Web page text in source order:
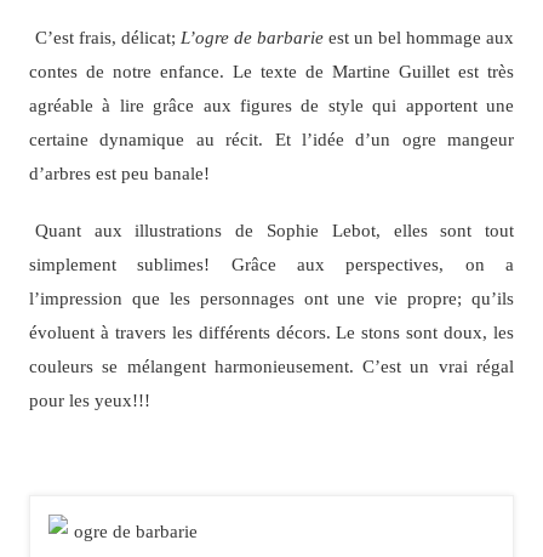
C’est frais, délicat; L’ogre de barbarie est un bel hommage aux
contes de notre enfance. Le texte de Martine Guillet est très
agréable à lire grâce aux figures de style qui apportent une
certaine dynamique au récit. Et l’idée d’un ogre mangeur
d’arbres est peu banale!
Quant aux illustrations de Sophie Lebot, elles sont tout
simplement sublimes! Grâce aux perspectives, on a
l’impression que les personnages ont une vie propre; qu’ils
évoluent à travers les différents décors. Le stons sont doux, les
couleurs se mélangent harmonieusement. C’est un vrai régal
pour les yeux!!!